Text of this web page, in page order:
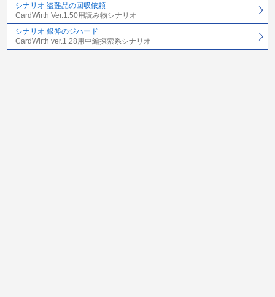
シナリオ 盗難品の回収依頼
CardWirth Ver.1.50用読み物シナリオ
シナリオ 銀斧のジハード
CardWirth ver.1.28用中編探索系シナリオ